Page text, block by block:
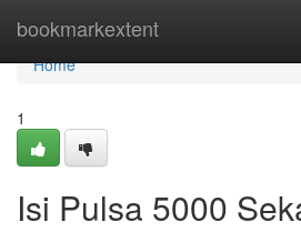
bookmarkextent
Home
Home
1
Isi Pulsa 5000